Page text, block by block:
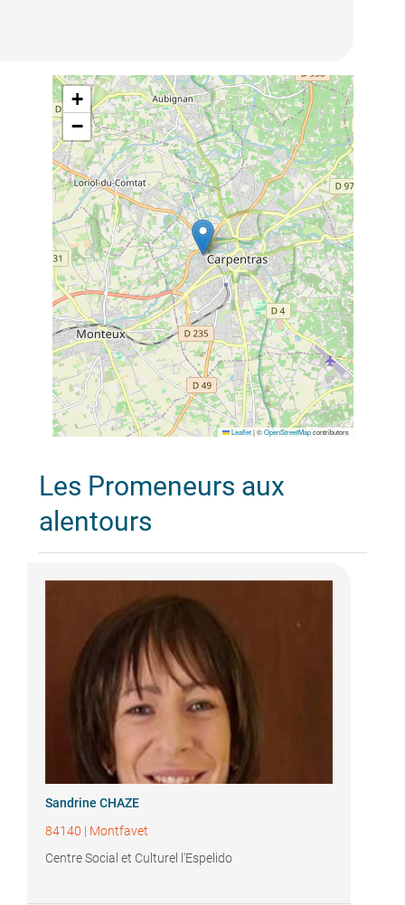
+
−
Leaflet |©OpenStreetMapcontributors
Les Promeneurs aux
alentours
Sandrine CHAZE
84140 | Montfavet
Centre Social et Culturel l'Espelido